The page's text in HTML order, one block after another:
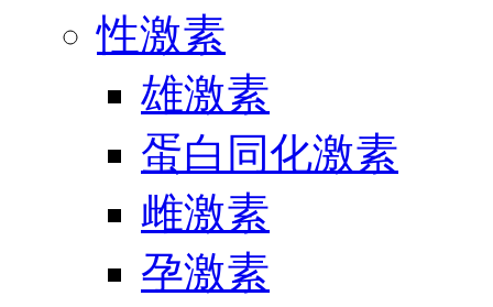
性激素
雄激素
蛋白同化激素
雌激素
孕激素